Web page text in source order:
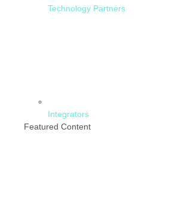
Technology Partners
Integrators
Featured Content